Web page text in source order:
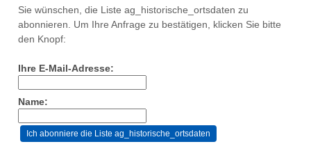
Sie wünschen, die Liste ag_historische_ortsdaten zu
abonnieren. Um Ihre Anfrage zu bestätigen, klicken Sie bitte
den Knopf:
Ihre E-Mail-Adresse:
Name: